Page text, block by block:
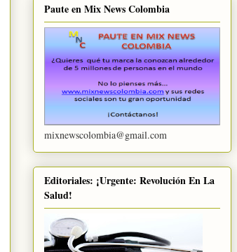
Paute en Mix News Colombia
mixnewscolombia@gmail.com
Editoriales: ¡Urgente: Revolución En La
Salud!